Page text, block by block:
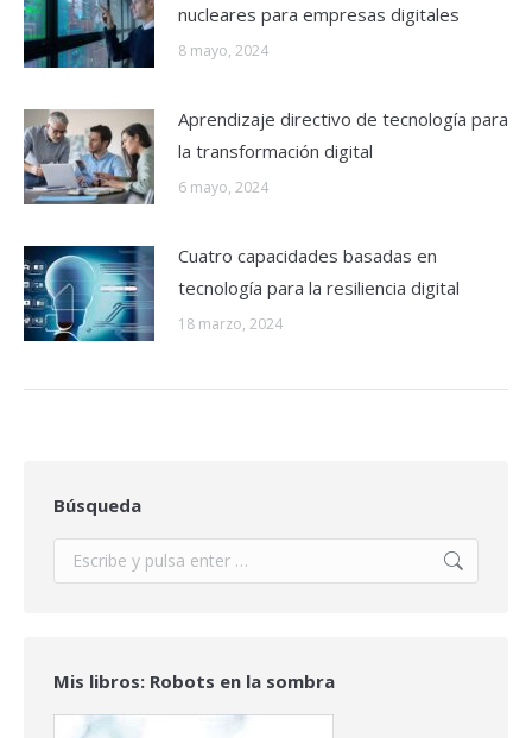
nucleares para empresas digitales
8 mayo, 2024
Aprendizaje directivo de tecnología para
la transformación digital
6 mayo, 2024
Cuatro capacidades basadas en
tecnología para la resiliencia digital
18 marzo, 2024
Búsqueda
Buscar:
Mis libros: Robots en la sombra